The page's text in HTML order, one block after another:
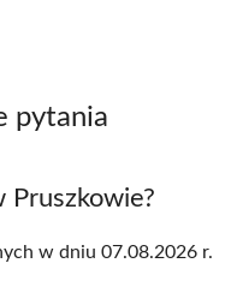
pytania
Pruszkowie?
w dniu 07.08.2026 r.